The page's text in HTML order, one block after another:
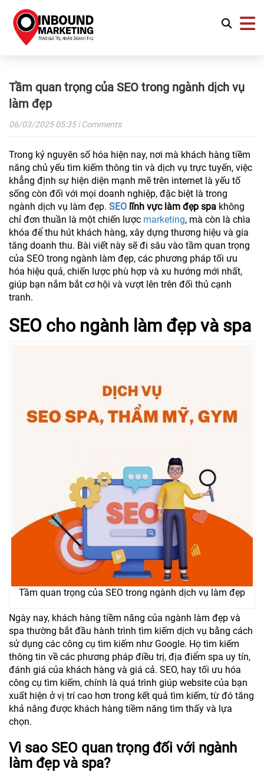
Tầm quan trọng của SEO trong ngành dịch vụ
làm đẹp
06/03/202505:35| Comments
Trong kỷ nguyên số hóa hiện nay, nơi mà khách hàng tiềm
năng chủ yếu tìm kiếm thông tin và dịch vụ trực tuyến, việc
khẳng định sự hiện diện mạnh mẽ trên internet là yếu tố
sống còn đối với mọi doanh nghiệp, đặc biệt là trong
ngành dịch vụ làm đẹp. SEO lĩnh vực làm đẹp spa không
chỉ đơn thuần là một chiến lược marketing, mà còn là chìa
khóa để thu hút khách hàng, xây dựng thương hiệu và gia
tăng doanh thu. Bài viết này sẽ đi sâu vào tầm quan trọng
của SEO trong ngành làm đẹp, các phương pháp tối ưu
hóa hiệu quả, chiến lược phù hợp và xu hướng mới nhất,
giúp bạn nắm bắt cơ hội và vượt lên trên đối thủ cạnh
tranh.
SEO cho ngành làm đẹp và spa
Tầm quan trọng của SEO trong ngành dịch vụ làm đẹp
Ngày nay, khách hàng tiềm năng của ngành làm đẹp và
spa thường bắt đầu hành trình tìm kiếm dịch vụ bằng cách
sử dụng các công cụ tìm kiếm như Google. Họ tìm kiếm
thông tin về các phương pháp điều trị, địa điểm spa uy tín,
đánh giá của khách hàng và giá cả. SEO, hay tối ưu hóa
công cụ tìm kiếm, chính là quá trình giúp website của bạn
xuất hiện ở vị trí cao hơn trong kết quả tìm kiếm, từ đó tăng
khả năng được khách hàng tiềm năng tìm thấy và lựa
chọn.
Vì sao SEO quan trọng đối với ngành
làm đẹp và spa?